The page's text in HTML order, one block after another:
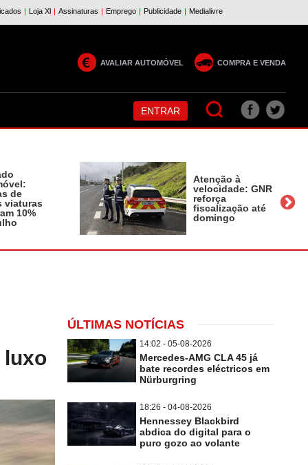
AVALIAR AUTOMÓVEL COMPRA E VENDA
ENTRAR
de
viaturas
10%
Atenção à
velocidade: GNR
reforça
fiscalização até
domingo
luxo
ÚLTIMAS NOTÍCIAS
14:02 - 05-08-2026
Mercedes-AMG CLA 45 já
bate recordes eléctricos em
Nürburgring
18:26 - 04-08-2026
Hennessey Blackbird
abdica do digital para o
puro gozo ao volante